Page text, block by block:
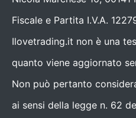
Fiscale e Partita I.V.A.
Ilovetrading.it non è una
quanto viene aggiornato
Non può pertanto
ai sensi della legge n. 62